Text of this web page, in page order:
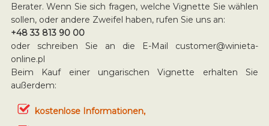
Berater. Wenn Sie sich fragen, welche Vignette Sie wählen
sollen, oder andere Zweifel haben, rufen Sie uns an:
+48 33 813 90 00
oder schreiben Sie an die E-Mail customer@winieta-
online.pl
Beim Kauf einer ungarischen Vignette erhalten Sie
außerdem:
kostenlose Informationen,